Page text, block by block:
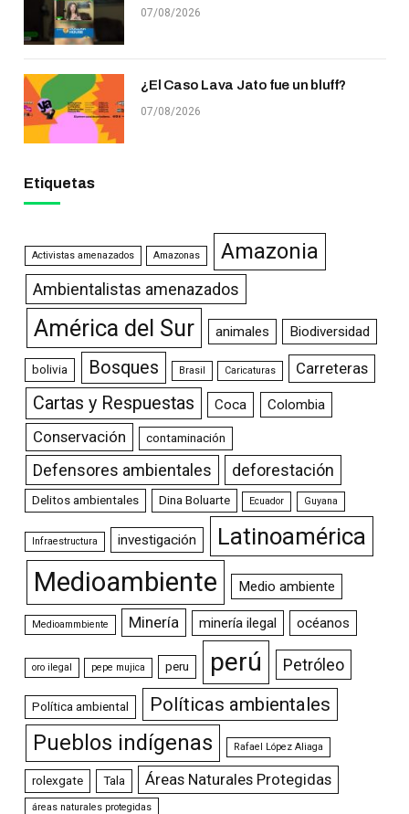
07/08/2026
¿El Caso Lava Jato fue un bluff?
07/08/2026
Etiquetas
Activistas amenazados Amazonas Amazonia
Ambientalistas amenazados
América del Sur animales Biodiversidad
bolivia Bosques Brasil Caricaturas Carreteras
Cartas y Respuestas Coca Colombia
Conservación contaminación
Defensores ambientales deforestación
Delitos ambientales Dina Boluarte Ecuador Guyana
Infraestructura investigación Latinoamérica
Medioambiente Medio ambiente
Medioammbiente Minería minería ilegal océanos
oro ilegal pepe mujica peru perú Petróleo
Política ambiental Políticas ambientales
Pueblos indígenas Rafael López Aliaga
rolexgate Tala Áreas Naturales Protegidas
áreas naturales protegidas